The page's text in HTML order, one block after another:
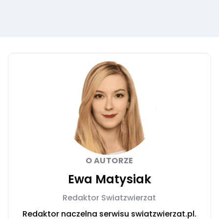
O AUTORZE
Ewa Matysiak
Redaktor Swiatzwierzat
Redaktor naczelna serwisu swiatzwierzat.pl.